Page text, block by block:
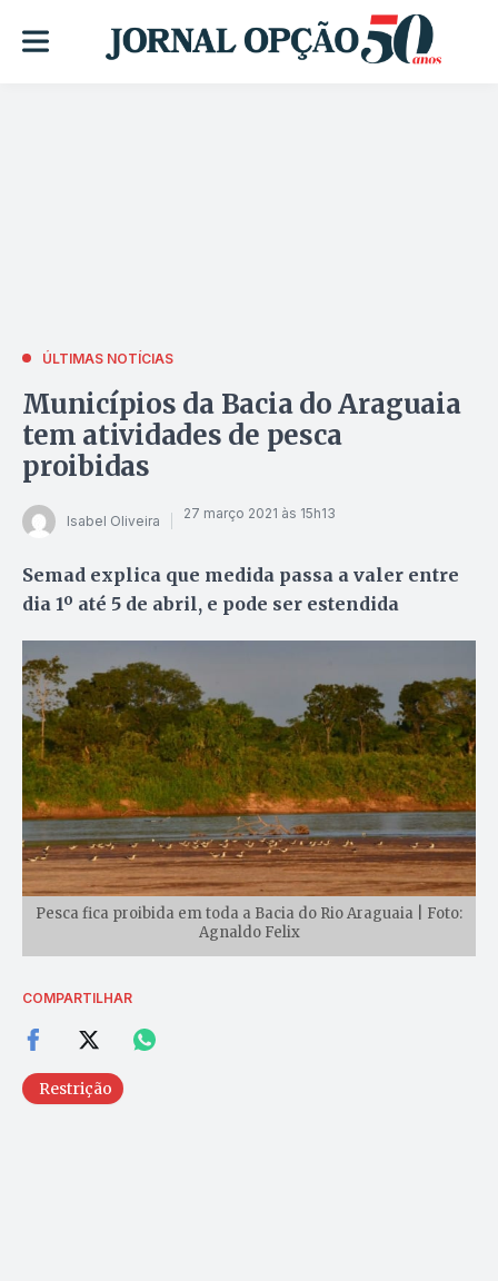
ÚLTIMAS NOTÍCIAS
Municípios da Bacia do Araguaia
tem atividades de pesca
proibidas
Isabel Oliveira 27 março 2021 às 15h13
Semad explica que medida passa a valer entre
dia 1º até 5 de abril, e pode ser estendida
Pesca fica proibida em toda a Bacia do Rio Araguaia | Foto:
Agnaldo Felix
COMPARTILHAR
Restrição